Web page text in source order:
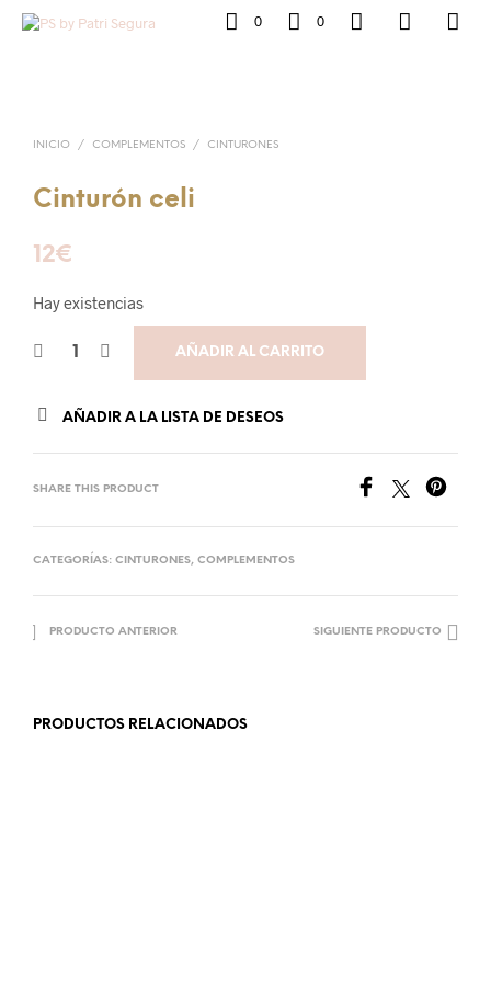
0 0
INICIO / COMPLEMENTOS / CINTURONES
Cinturón celi
12€
Hay existencias
AÑADIR AL CARRITO
AÑADIR A LA LISTA DE DESEOS
SHARE THIS PRODUCT
CATEGORÍAS: CINTURONES, COMPLEMENTOS
PRODUCTO ANTERIOR SIGUIENTE PRODUCTO
PRODUCTOS RELACIONADOS